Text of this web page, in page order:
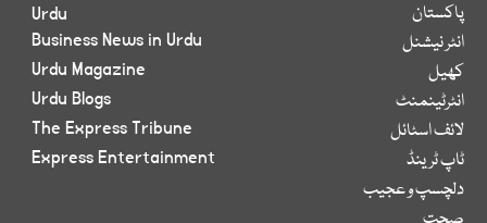
پاکستان
انٹر نیشنل
کھیل
انٹرٹینمنٹ
لائف اسٹائل
ٹاپ ٹرینڈ
دلچسپ و عجیب
Urdu
Business News in Urdu
Urdu Magazine
Urdu Blogs
The Express Tribune
Express Entertainment